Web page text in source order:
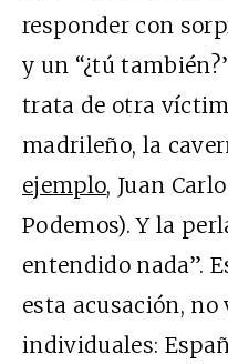
responder con
y un “¿tú
trata de otra
madrileño, la
ejemplo, Juan
Podemos). Y la
entendido nada”.
esta acusación,
individuales: